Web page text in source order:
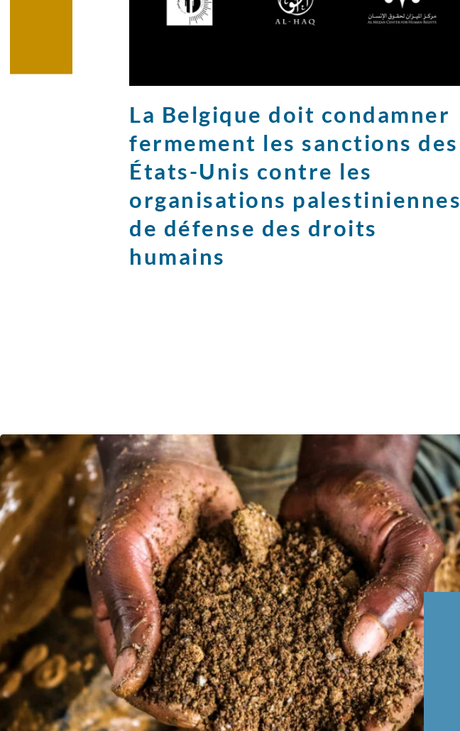
La Belgique doit condamner
fermement les sanctions des
États-Unis contre les
organisations palestiniennes
de défense des droits
humains